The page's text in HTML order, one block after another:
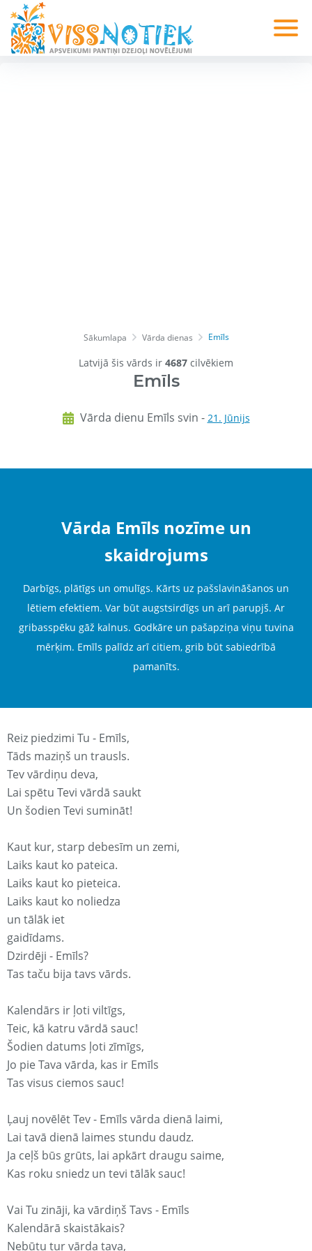
Sākumlapa Vārda dienas Emīls
Latvijā šis vārds ir 4687 cilvēkiem
Emīls
Vārda dienu Emīls svin - 21. Jūnijs
Vārda Emīls nozīme un
skaidrojums
Darbīgs, plātīgs un omulīgs. Kārts uz pašslavināšanos un
lētiem efektiem. Var būt augstsirdīgs un arī parupjš. Ar
gribasspēku gāž kalnus. Godkāre un pašapziņa viņu tuvina
mērķim. Emīls palīdz arī citiem, grib būt sabiedrībā
pamanīts.
Reiz piedzimi Tu - Emīls,
Tāds maziņš un trausls.
Tev vārdiņu deva,
Lai spētu Tevi vārdā saukt
Un šodien Tevi sumināt!
Kaut kur, starp debesīm un zemi,
Laiks kaut ko pateica.
Laiks kaut ko pieteica.
Laiks kaut ko noliedza
un tālāk iet
gaidīdams.
Dzirdēji - Emīls?
Tas taču bija tavs vārds.
Kalendārs ir ļoti viltīgs,
Teic, kā katru vārdā sauc!
Šodien datums ļoti zīmīgs,
Jo pie Tava vārda, kas ir Emīls
Tas visus ciemos sauc!
Ļauj novēlēt Tev - Emīls vārda dienā laimi,
Lai tavā dienā laimes stundu daudz.
Ja ceļš būs grūts, lai apkārt draugu saime,
Kas roku sniedz un tevi tālāk sauc!
Vai Tu zināji, ka vārdiņš Tavs - Emīls
Kalendārā skaistākais?
Nebūtu tur vārda tava,